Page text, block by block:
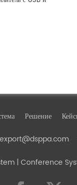
Решение
export@dsppa.com
| Conference